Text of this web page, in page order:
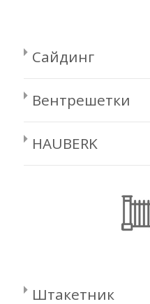
Сайдинг
Вентрешетки
HAUBERK
Штакетник